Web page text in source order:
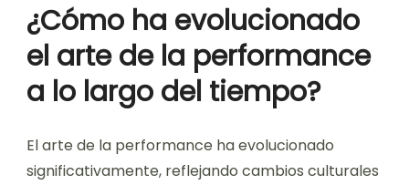
¿Cómo ha evolucionado
el arte de la performance
a lo largo del tiempo?
El arte de la performance ha evolucionado
significativamente, reflejando cambios culturales